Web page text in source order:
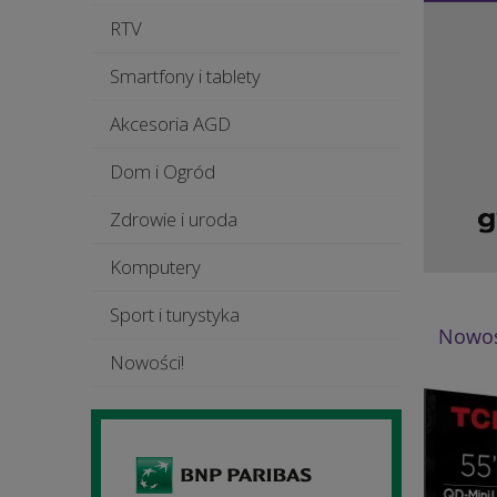
RTV
Smartfony i tablety
Akcesoria AGD
Dom i Ogród
Zdrowie i uroda
Komputery
Sport i turystyka
Nowości!